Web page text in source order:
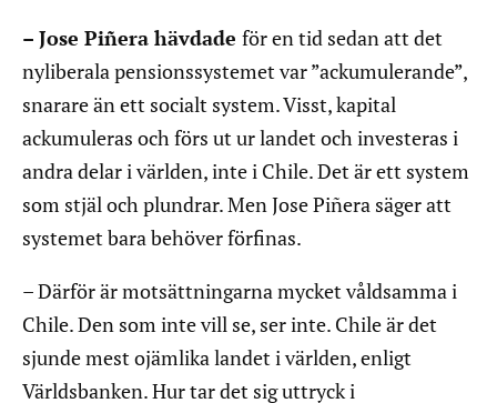
– Jose Piñera hävdade för en tid sedan att det
nyliberala pensionssystemet var ”ackumulerande”,
snarare än ett socialt system. Visst, kapital
ackumuleras och förs ut ur landet och investeras i
andra delar i världen, inte i Chile. Det är ett system
som stjäl och plundrar. Men Jose Piñera säger att
systemet bara behöver förfinas.
– Därför är motsättningarna mycket våldsamma i
Chile. Den som inte vill se, ser inte. Chile är det
sjunde mest ojämlika landet i världen, enligt
Världsbanken. Hur tar det sig uttryck i